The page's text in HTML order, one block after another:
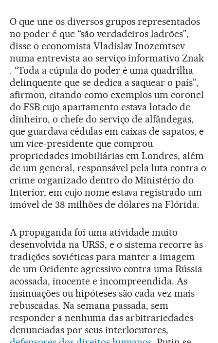
O que une os diversos grupos representados
no poder é que “são verdadeiros ladrões”,
disse o economista Vladislav Inozemtsev
numa entrevista ao serviço informativo Znak
. “Toda a cúpula do poder é uma quadrilha
delinquente que se dedica a saquear o país”,
afirmou, citando como exemplos um coronel
do FSB cujo apartamento estava lotado de
dinheiro, o chefe do serviço de alfândegas,
que guardava cédulas em caixas de sapatos, e
um vice-presidente que comprou
propriedades imobiliárias em Londres, além
de um general, responsável pela luta contra o
crime organizado dentro do Ministério do
Interior, em cujo nome estava registrado um
imóvel de 38 milhões de dólares na Flórida.
A propaganda foi uma atividade muito
desenvolvida na URSS, e o sistema recorre às
tradições soviéticas para manter a imagem
de um Ocidente agressivo contra uma Rússia
acossada, inocente e incompreendida. As
insinuações ou hipóteses são cada vez mais
rebuscadas. Na semana passada, sem
responder a nenhuma das arbitrariedades
denunciadas por seus interlocutores,